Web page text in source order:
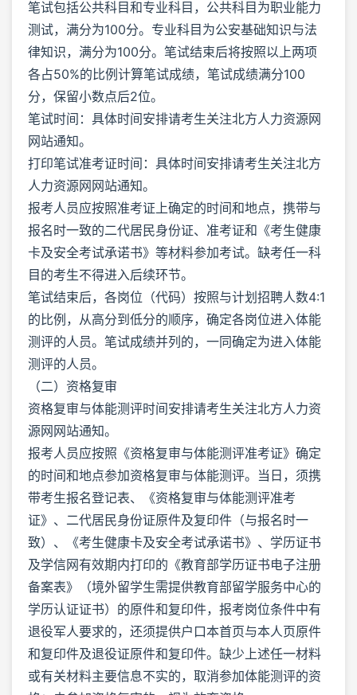
笔试包括公共科目和专业科目，公共科目为职业能力
测试，满分为100分。专业科目为公安基础知识与法
律知识，满分为100分。笔试结束后将按照以上两项
各占50%的比例计算笔试成绩，笔试成绩满分100
分，保留小数点后2位。
笔试时间：具体时间安排请考生关注北方人力资源网
网站通知。
打印笔试准考证时间：具体时间安排请考生关注北方
人力资源网网站通知。
报考人员应按照准考证上确定的时间和地点，携带与
报名时一致的二代居民身份证、准考证和《考生健康
卡及安全考试承诺书》等材料参加考试。缺考任一科
目的考生不得进入后续环节。
笔试结束后，各岗位（代码）按照与计划招聘人数4:1
的比例，从高分到低分的顺序，确定各岗位进入体能
测评的人员。笔试成绩并列的，一同确定为进入体能
测评的人员。
（二）资格复审
资格复审与体能测评时间安排请考生关注北方人力资
源网网站通知。
报考人员应按照《资格复审与体能测评准考证》确定
的时间和地点参加资格复审与体能测评。当日，须携
带考生报名登记表、《资格复审与体能测评准考
证》、二代居民身份证原件及复印件（与报名时一
致）、《考生健康卡及安全考试承诺书》、学历证书
及学信网有效期内打印的《教育部学历证书电子注册
备案表》（境外留学生需提供教育部留学服务中心的
学历认证证书）的原件和复印件，报考岗位条件中有
退役军人要求的，还须提供户口本首页与本人页原件
和复印件及退役证原件和复印件。缺少上述任一材料
或有关材料主要信息不实的，取消参加体能测评的资